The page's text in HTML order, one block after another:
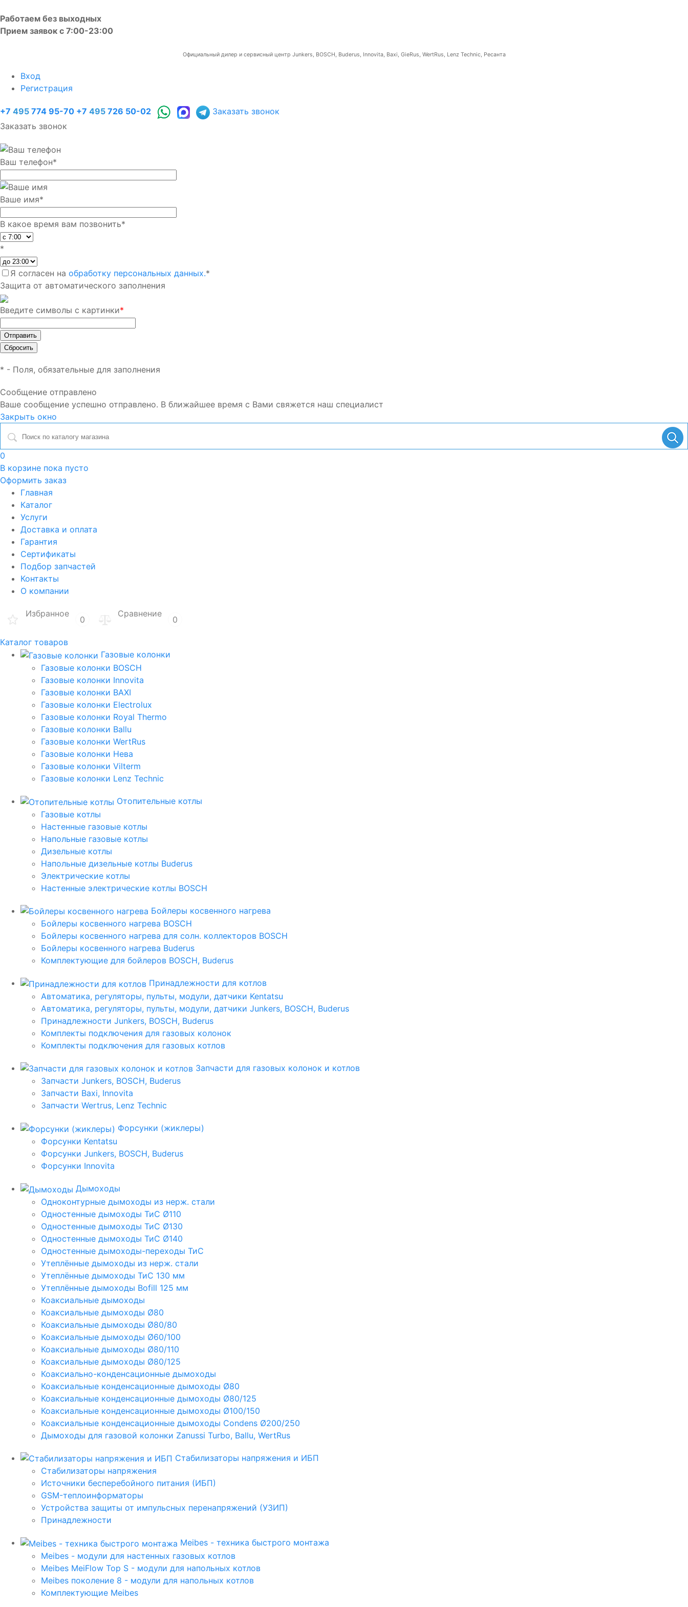
Работаем без выходных
Прием заявок с 7:00-23:00
Официальный дилер и сервисный центр Junkers, BOSCH, Buderus, Innovita, Baxi, GieRus, WertRus, Lenz Technic, Ресанта
Вход
Регистрация
+7 495 774 95-70 +7 495 726 50-02
Заказать звонок
Заказать звонок
Ваш телефон*
Ваше имя*
В какое время вам позвонить*
*
Я согласен на обработку персональных данных.*
Защита от автоматического заполнения
Введите символы с картинки*
* - Поля, обязательные для заполнения
Сообщение отправлено
Ваше сообщение успешно отправлено. В ближайшее время с Вами свяжется наш специалист
Закрыть окно
0
В корзине пока пусто
Оформить заказ
Главная
Каталог
Услуги
Доставка и оплата
Гарантия
Сертификаты
Подбор запчастей
Контакты
О компании
Избранное
0
Сравнение
0
Каталог товаров
Газовые колонки
Газовые колонки BOSCH
Газовые колонки Innovita
Газовые колонки BAXI
Газовые колонки Electrolux
Газовые колонки Royal Thermo
Газовые колонки Ballu
Газовые колонки WertRus
Газовые колонки Нева
Газовые колонки Vilterm
Газовые колонки Lenz Technic
Отопительные котлы
Газовые котлы
Настенные газовые котлы
Напольные газовые котлы
Дизельные котлы
Напольные дизельные котлы Buderus
Электрические котлы
Настенные электрические котлы BOSCH
Бойлеры косвенного нагрева
Бойлеры косвенного нагрева BOSCH
Бойлеры косвенного нагрева для солн. коллекторов BOSCH
Бойлеры косвенного нагрева Buderus
Комплектующие для бойлеров BOSCH, Buderus
Принадлежности для котлов
Автоматика, регуляторы, пульты, модули, датчики Kentatsu
Автоматика, регуляторы, пульты, модули, датчики Junkers, BOSCH, Buderus
Принадлежности Junkers, BOSCH, Buderus
Комплекты подключения для газовых колонок
Комплекты подключения для газовых котлов
Запчасти для газовых колонок и котлов
Запчасти Junkers, BOSCH, Buderus
Запчасти Baxi, Innovita
Запчасти Wertrus, Lenz Technic
Форсунки (жиклеры)
Форсунки Kentatsu
Форсунки Junkers, BOSCH, Buderus
Форсунки Innovita
Дымоходы
Одноконтурные дымоходы из нерж. стали
Одностенные дымоходы ТиС Ø110
Одностенные дымоходы ТиС Ø130
Одностенные дымоходы ТиС Ø140
Одностенные дымоходы-переходы ТиС
Утеплённые дымоходы из нерж. стали
Утеплённые дымоходы ТиС 130 мм
Утеплённые дымоходы Bofill 125 мм
Коаксиальные дымоходы
Коаксиальные дымоходы Ø80
Коаксиальные дымоходы Ø80/80
Коаксиальные дымоходы Ø60/100
Коаксиальные дымоходы Ø80/110
Коаксиальные дымоходы Ø80/125
Коаксиально-конденсационные дымоходы
Коаксиальные конденсационные дымоходы Ø80
Коаксиальные конденсационные дымоходы Ø80/125
Коаксиальные конденсационные дымоходы Ø100/150
Коаксиальные конденсационные дымоходы Condens Ø200/250
Дымоходы для газовой колонки Zanussi Turbo, Ballu, WertRus
Стабилизаторы напряжения и ИБП
Стабилизаторы напряжения
Источники бесперебойного питания (ИБП)
GSM-теплоинформаторы
Устройства защиты от импульсных перенапряжений (УЗИП)
Принадлежности
Meibes - техника быстрого монтажа
Meibes - модули для настенных газовых котлов
Meibes MeiFlow Top S - модули для напольных котлов
Meibes поколение 8 - модули для напольных котлов
Комплектующие Meibes